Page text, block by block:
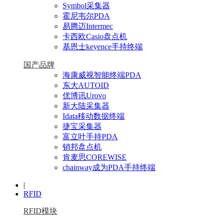
Symbol采集器
霍尼韦尔PDA
易腾迈Intermec
卡西欧Casio盘点机
基恩士keyence手持终端
国产品牌
海康威视智能终端PDA
东大AUTOID
优博讯Urovo
新大陆采集器
Idata移动数据终端
捷宝采集器
富立叶手持PDA
销邦盘点机
肯麦思COREWISE
chainway成为PDA手持终端
|
RFID
RFID模块